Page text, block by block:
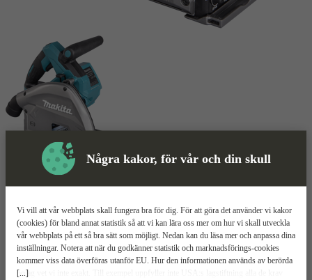
Några kakor, för vår och din skull
[...]
Vi vill att vår webbplats skall fungera bra för dig. För att göra det använder vi kakor
(cookies) för bland annat statistik så att vi kan lära oss mer om hur vi skall utveckla
vår webbplats på ett så bra sätt som möjligt. Nedan kan du läsa mer och anpassa dina
inställningar. Notera att när du godkänner statistik och marknadsförings-cookies
kommer viss data överföras utanför EU. Hur den informationen används av berörda
bolag vet vi inte exakt. Till exempel uppfyller inte USA:s lagstiftning alla de krav
Mer information
Makita SP001G XGT
För precisa snitt
Mjukstartsfunktion